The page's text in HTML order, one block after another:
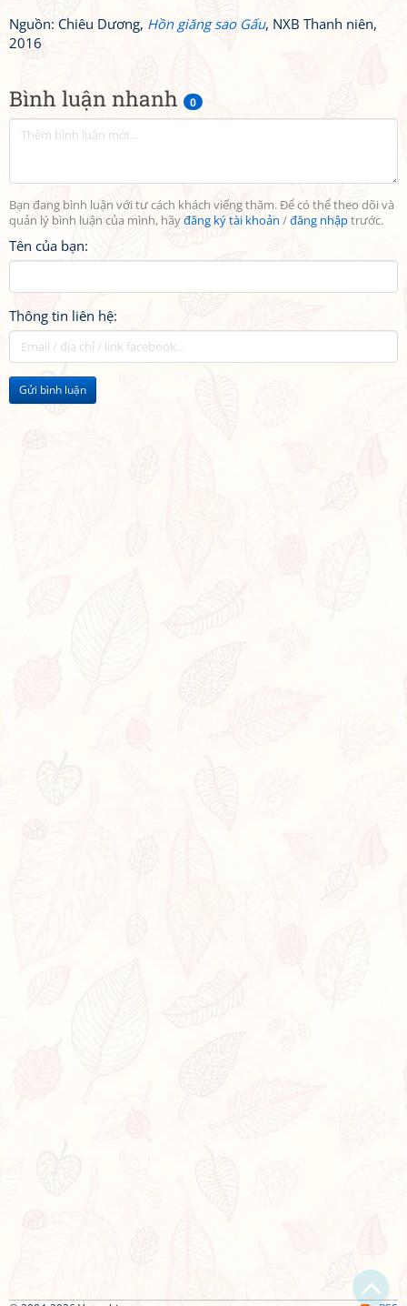
Bình luận nhanh 0
Bạn đang bình luận với tư cách khách viếng thăm. Để có thể theo dõi và
quản lý bình luận của mình, hãyđăng ký tài khoản /đăng nhậptrước.
Tên của bạn:
Thông tin liên hệ:
Gửi bình luận
Nguồn: Chiêu Dương, Hồn giăng sao Gấu, NXB Thanh niên,
2016